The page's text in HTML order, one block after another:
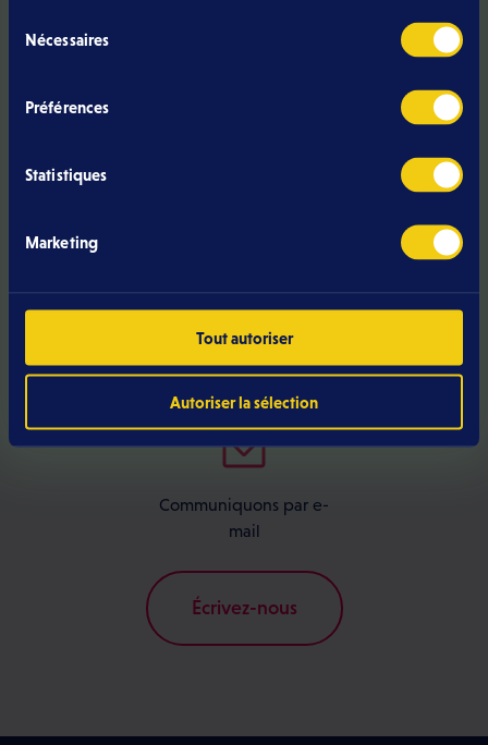
duNécessaires
Préférences
Statistiques
Marketing
Tout autoriser
Autoriser la sélection
directement
Communiquons par e-
mail
Écrivez-nous